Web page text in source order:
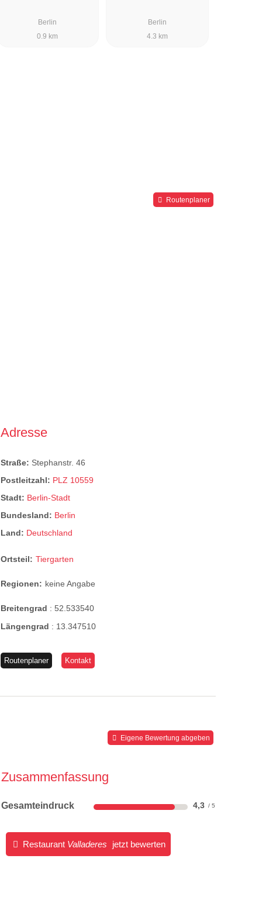
Berlin
0.9 km
Berlin
4.3 km
Routenplaner
Adresse
Straße: Stephanstr. 46
Postleitzahl: PLZ 10559
Stadt: Berlin-Stadt
Bundesland: Berlin
Land: Deutschland
Ortsteil: Tiergarten
Regionen: keine Angabe
Breitengrad :52.533540
Längengrad : 13.347510
Routenplaner Kontakt
Eigene Bewertung abgeben
Zusammenfassung
Gesamteindruck 4,3
Restaurant Valladeres jetzt bewerten